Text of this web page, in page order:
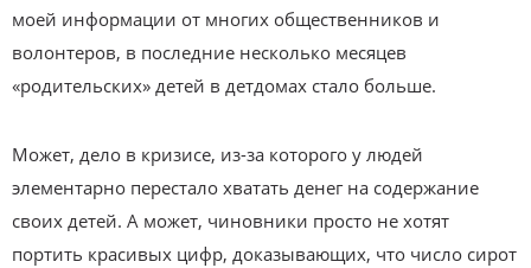
моей информации от многих общественников и
волонтеров, в последние несколько месяцев
«родительских» детей в детдомах стало больше.
Может, дело в кризисе, из-за которого у людей
элементарно перестало хватать денег на содержание
своих детей. А может, чиновники просто не хотят
портить красивых цифр, доказывающих, что число сирот